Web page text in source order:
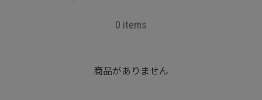
0 items
商品がありません